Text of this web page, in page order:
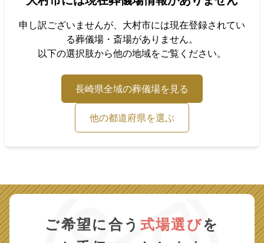
申し訳ございませんが、 大村市には現在登録されてい
る葬儀場・斎場がありません。
以下の選択肢から他の地域をご覧ください。
長崎県全域の葬儀場を見る
他の都道府県を選ぶ
ご希望に合う 式場選びを